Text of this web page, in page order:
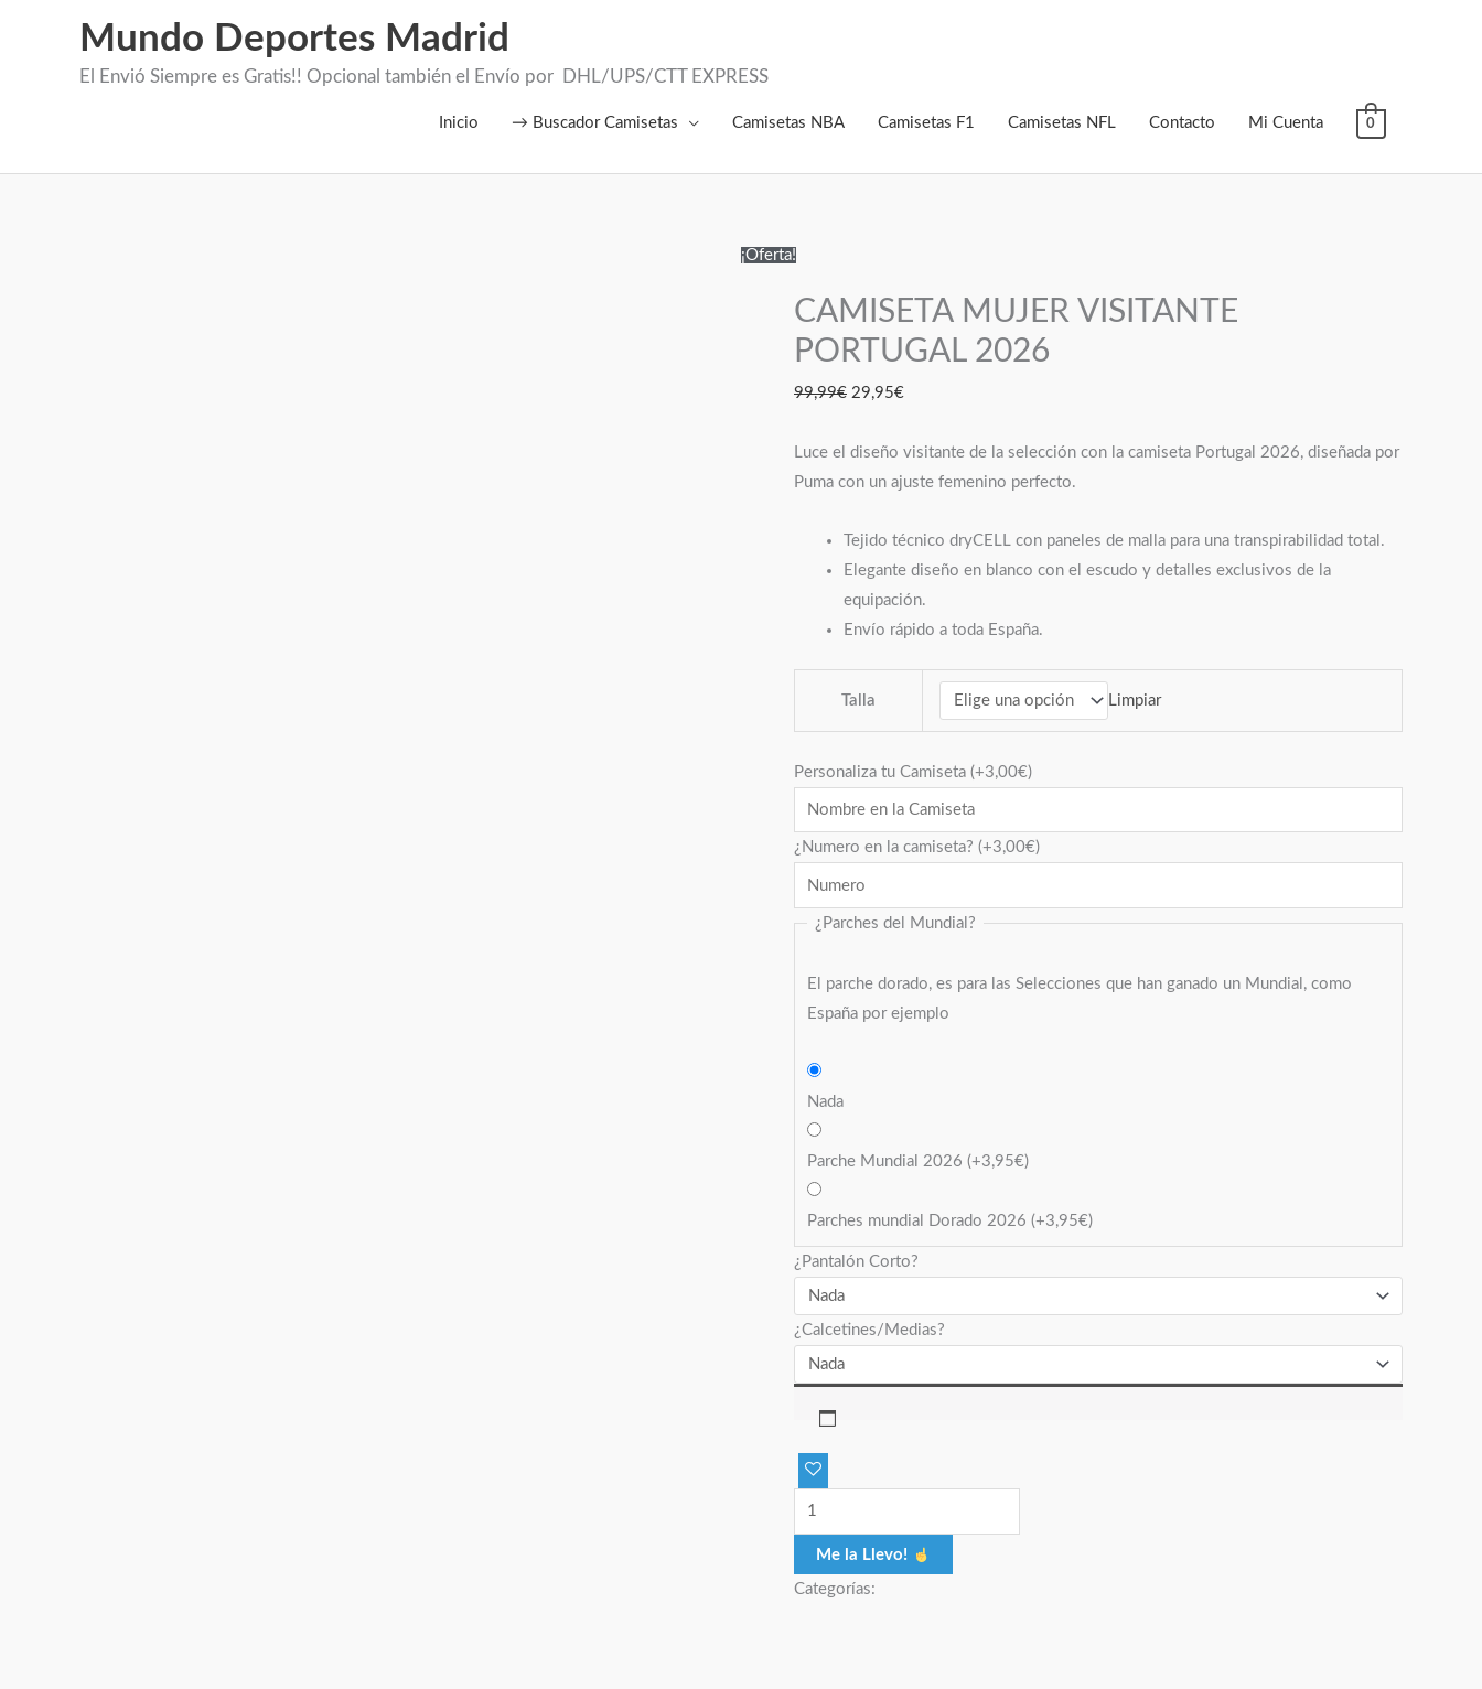
Mundo Deportes Madrid
El Envió Siempre es Gratis!! Opcional también el Envío por DHL/UPS/CTT EXPRESS
Inicio → Buscador Camisetas Camisetas NBA Camisetas F1 Camisetas NFL Contacto Mi Cuenta 0
¡Oferta!
CAMISETA MUJER VISITANTE
PORTUGAL 2026
99,99€
original
era:
29,95€
actual
es:
Luce el diseño visitante de la selección con la camiseta Portugal 2026, diseñada por
Puma con un ajuste femenino perfecto.
Tejido técnico dryCELL con paneles de malla para una transpirabilidad total.
Elegante diseño en blanco con el escudo y detalles exclusivos de la
equipación.
Envío rápido a toda España.
Talla Limpiar
Personaliza tu Camiseta (+3,00€)
¿Numero en la camiseta? (+3,00€)
¿Parches del Mundial?
El parche dorado, es para las Selecciones que han ganado un Mundial, como
España por ejemplo
Nada
Parche Mundial 2026(+3,95€)
Parches mundial Dorado 2026(+3,95€)
¿Pantalón Corto?
¿Calcetines/Medias?
CAMISETA
VISITANTE
PORTUGAL
cantidad
Me la Llevo!
Categorías: